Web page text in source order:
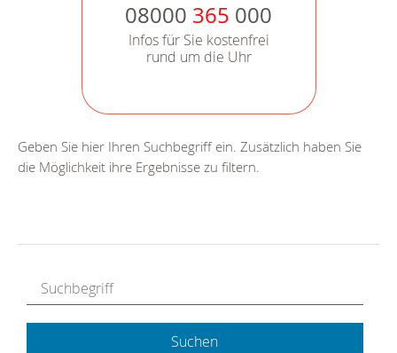
08000 365 000
Infos für Sie kostenfrei
rund um die Uhr
Geben Sie hier Ihren Suchbegriff ein. Zusätzlich haben Sie
die Möglichkeit ihre Ergebnisse zu filtern.
Suchen